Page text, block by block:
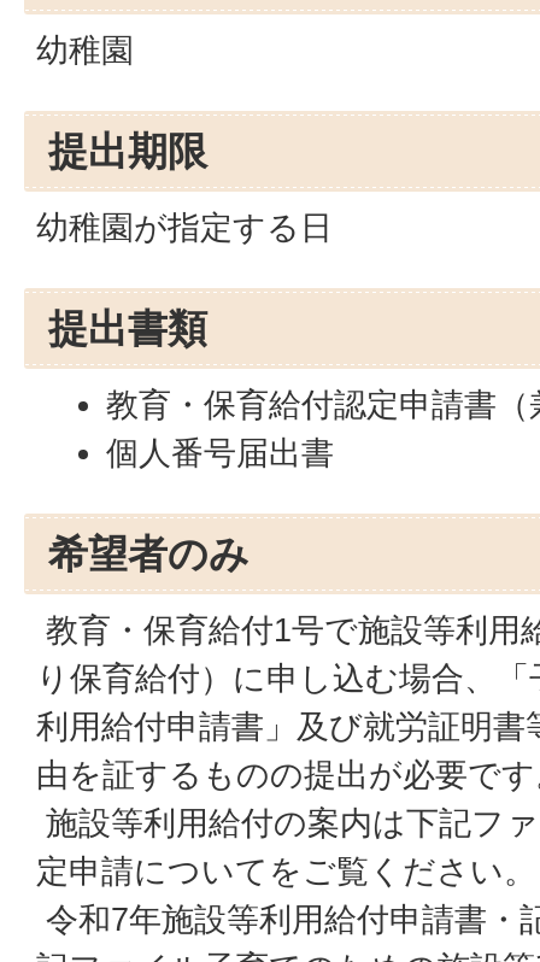
幼稚園
提出期限
幼稚園が指定する日
提出書類
教育・保育給付認定申請書
個人番号届出書
希望者のみ
教育・保育給付1号で施設等利用
り保育給付）に申し込む場合、
利用給付申請書」及び就労証明
由を証するものの提出が必要で
施設等利用給付の案内は下記フ
定申請についてをご覧ください。
令和7年施設等利用給付申請書・